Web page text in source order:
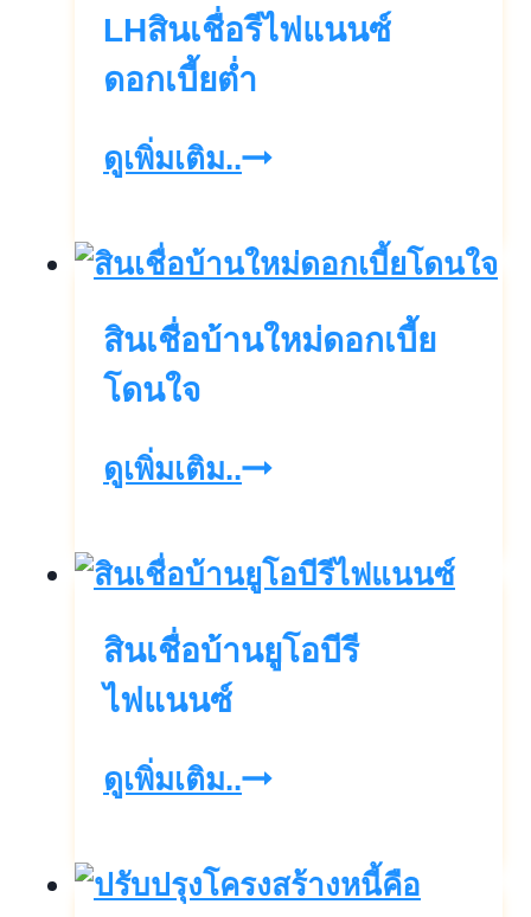
LHสินเชื่อรีไฟแนนซ์
ดอกเบี้ยต่ำ
ดูเพิ่มเติม..LHสิน
รี
ดอกเบี้ย
สินเชื่อบ้านใหม่ดอกเบี้ย
โดนใจ
ดูเพิ่มเติม..สิน
บ้าน
ดอกเบี้ย
สินเชื่อบ้านยูโอบีรี
ไฟแนนซ์
ดูเพิ่มเติม..สิน
บ้าน